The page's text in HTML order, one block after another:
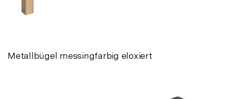
Metallbügel messingfarbig eloxiert